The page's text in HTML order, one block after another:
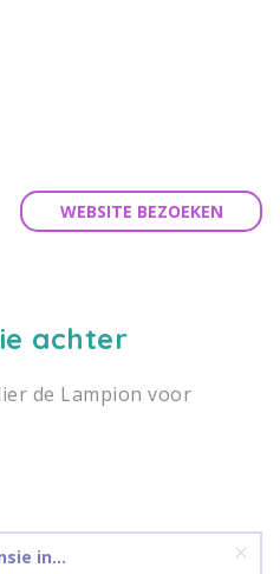
WEBSITE BEZOEKEN
achter
de Lampion voor